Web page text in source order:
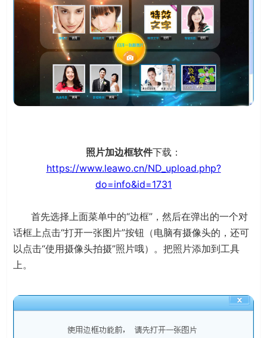
照片加边框软件下载：
https://www.leawo.cn/ND_upload.php?
do=info&id=1731
首先选择上面菜单中的“边框”，然后在弹出的一个对
话框上点击“打开一张图片”按钮（电脑有摄像头的，还可
以点击“使用摄像头拍摄”照片哦）。把照片添加到工具
上。